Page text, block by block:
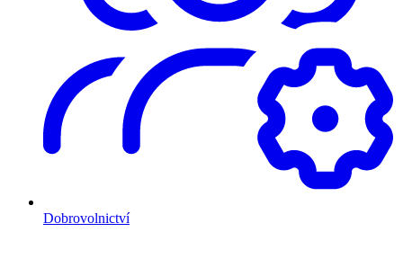
Dobrovolnictví